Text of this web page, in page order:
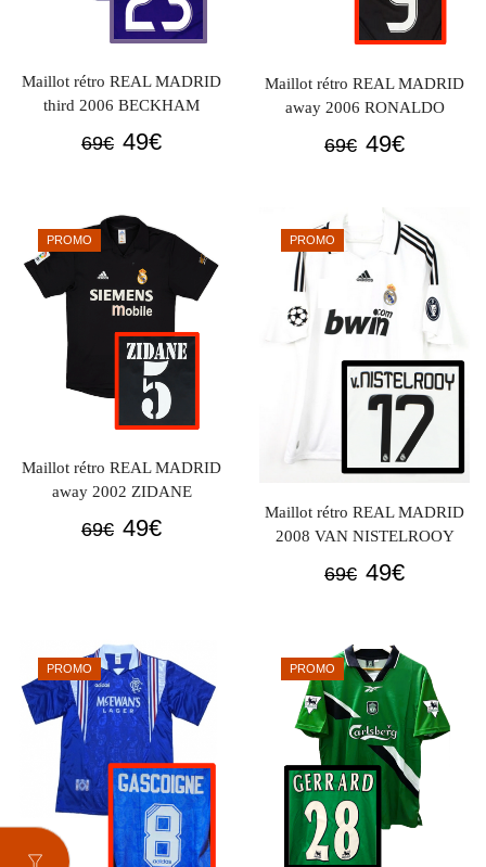
Maillot rétro REAL MADRID
third 2006 BECKHAM
69€ Le
était :
49€Le
est :
49€.
Maillot rétro REAL MADRID
away 2006 RONALDO
69€ Le
était :
69€.
49€Le
est :
49€.
PROMO
Maillot rétro REAL MADRID
away 2002 ZIDANE
69€ Le
69€.
49€Le
PROMO
Maillot rétro REAL MADRID
2008 VAN NISTELROOY
69€ Le
était :
69€.
49€Le
est :
49€.
PROMO PROMO